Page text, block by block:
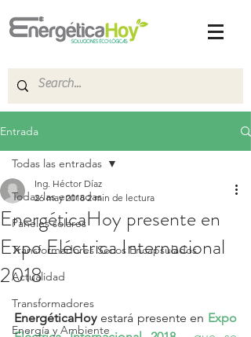
Entrada
Todas las entradas
Paneles solares
Transformadores Secos Encapsulados
Actualidad
Transformadores
Energía y Ambiente
Todas las entradas
EnergéticaHoy presente en
Expo Eléctrica Internacional
2018
Ing. Héctor Díaz
26 may 2018 2 min de lectura
EnergéticaHoy estará presente en Expo